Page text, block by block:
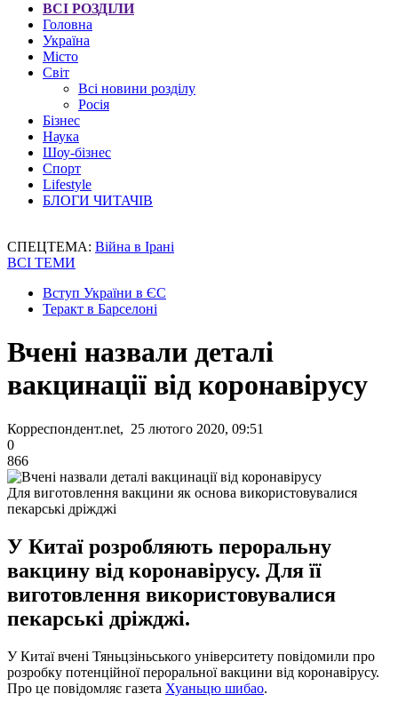
ВСІ РОЗДІЛИ
Головна
Україна
Місто
Світ
Всі новини розділу
Росія
Бізнес
Наука
Шоу-бізнес
Спорт
Lifestyle
БЛОГИ ЧИТАЧІВ
СПЕЦТЕМА: Війна в Ірані
ВСІ ТЕМИ
Вступ України в ЄС
Теракт в Барселоні
Вчені назвали деталі
вакцинації від коронавірусу
Корреспондент.net, 25 лютого 2020, 09:51
0
866
Для виготовлення вакцини як основа використовувалися
пекарські дріжджі
У Китаї розробляють пероральну
вакцину від коронавірусу. Для її
виготовлення використовувалися
пекарські дріжджі.
У Китаї вчені Тяньцзіньського університету повідомили про
розробку потенційної пероральної вакцини від коронавірусу.
Про це повідомляє газета Хуаньцю шибао.